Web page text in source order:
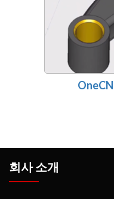
회사 소개